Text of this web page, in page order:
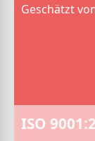
Geschätzt
ISO